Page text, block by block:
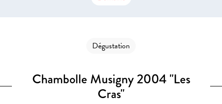
Dégustation
Chambolle Musigny 2004 "Les
Cras"